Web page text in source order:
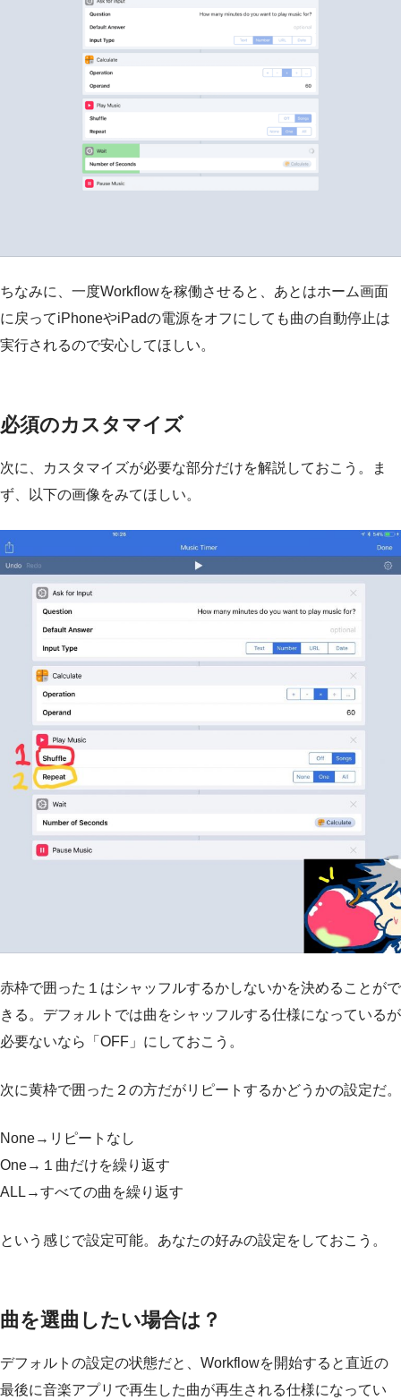
ちなみに、一度Workflowを稼働させると、あとはホーム画面
に戻ってiPhoneやiPadの電源をオフにしても曲の自動停止は
実行されるので安心してほしい。
必須のカスタマイズ
次に、カスタマイズが必要な部分だけを解説しておこう。ま
ず、以下の画像をみてほしい。
赤枠で囲った１はシャッフルするかしないかを決めることがで
きる。デフォルトでは曲をシャッフルする仕様になっているが
必要ないなら「OFF」にしておこう。
次に黄枠で囲った２の方だがリピートするかどうかの設定だ。
None→リピートなし
One→１曲だけを繰り返す
ALL→すべての曲を繰り返す
という感じで設定可能。あなたの好みの設定をしておこう。
曲を選曲したい場合は？
デフォルトの設定の状態だと、Workflowを開始すると直近の
最後に音楽アプリで再生した曲が再生される仕様になってい